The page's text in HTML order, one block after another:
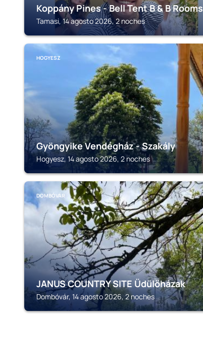
Koppány Pines - Bell Tent B & B Rooms
Tamasi, 14 agosto 2026, 2 noches
HOGYESZ
Gyöngyike Vendégház - Szakály
Hogyesz, 14 agosto 2026, 2 noches
DOMBÓVÁR
JANUS COUNTRY SITE Üdülőházak
Dombóvár, 14 agosto 2026, 2 noches